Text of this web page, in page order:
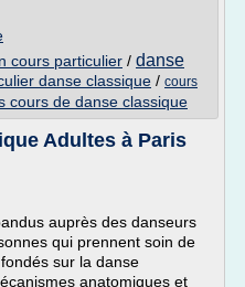
cours particulier / danse
danse classique / cours
cours de danse classique
Adultes à Paris
auprès des danseurs
qui prennent soin de
sur la danse
anatomiques et